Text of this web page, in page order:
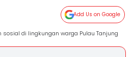
Add Us on Google
sosial di lingkungan warga Pulau Tanjung